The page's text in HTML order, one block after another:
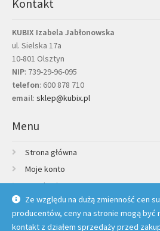
Ze względu na dużą zmienność cen
producentów, ceny na stronie mogą być
kontakt z działem sprzedaży przed
Kontakt
KUBIX Izabela Jabłonowska
ul. Sielska 17a
10-801 Olsztyn
NIP: 739-29-96-095
telefon: 600 878 710
email: sklep@kubix.pl
Menu
Strona główna
Moje konto
Regulamin
Polityka prywatności
Credit Agricole Raty